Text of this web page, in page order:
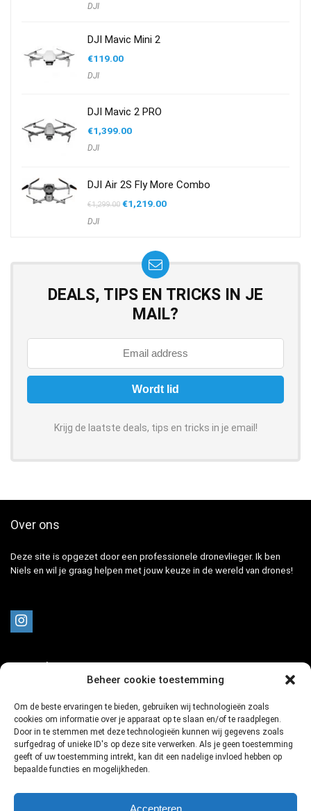
Beheer cookie toestemming
Om de beste ervaringen te bieden, gebruiken wij technologieën zoals
cookies om informatie over je apparaat op te slaan en/of te raadplegen.
Door in te stemmen met deze technologieën kunnen wij gegevens zoals
surfgedrag of unieke ID's op deze site verwerken. Als je geen toestemming
geeft of uw toestemming intrekt, kan dit een nadelige invloed hebben op
bepaalde functies en mogelijkheden.
Accepteren
DJI
DJI Mavic Mini 2
€119.00
DJI
DJI Mavic 2 PRO
€1,399.00
DJI
DJI Air 2S Fly More Combo
€1,299.00 Oorspronkelijke
€1,219.00Huidige
DJI
DEALS, TIPS EN TRICKS IN JE
MAIL?
Krijg de laatste deals, tips en tricks in je email!
Over ons
Deze site is opgezet door een professionele dronevlieger. Ik ben
Niels en wil je graag helpen met jouw keuze in de wereld van drones!
Drone kopen?
Beste drone deals
Schrijf je in voor de laatste deals